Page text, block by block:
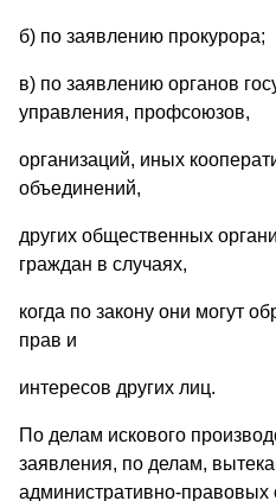
б) по заявлению прокурора;
в) по заявлению органов
управления, профсоюзов,
организаций, иных
объединений,
других общественных
граждан в случаях,
когда по закону они могут
прав и
интересов других лиц.
По делам искового
заявления, по делам,
административно-